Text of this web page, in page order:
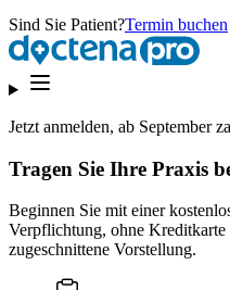
Sind Sie Patient?Termin buchen
Jetzt anmelden, ab September
Tragen Sie Ihre Praxis
Beginnen Sie mit einer
Verpflichtung, ohne
zugeschnittene Vorstellung.